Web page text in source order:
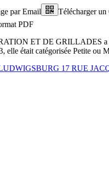
par Email
Télécharger un
PDF
ET DE GRILLADES
elle était catégorisée Petite ou
17 RUE